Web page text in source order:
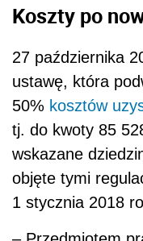
Koszty po
27 października
ustawę, która
50% kosztów
tj. do kwoty 85
wskazane
objęte tymi
1 stycznia 2018